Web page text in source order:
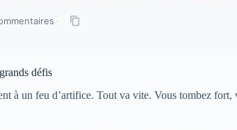
·
défis
à un feu d’artifice. Tout va vite. Vous tombez fort,